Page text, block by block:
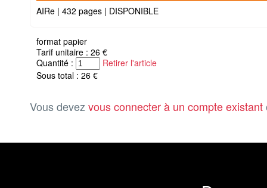
AIRe | 432 pages | DISPONIBLE
format papier
Tarif unitaire : 26 €
Quantité :
Retirer l'article
Sous total : 26 €
Vous devez vous connecter à un compte existant